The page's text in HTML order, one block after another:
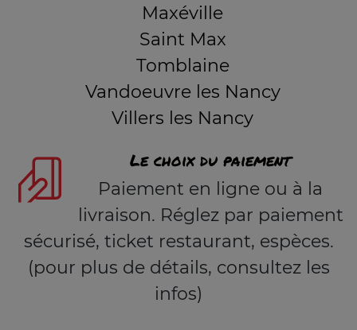
Maxéville
Saint Max
Tomblaine
Vandoeuvre les Nancy
Villers les Nancy
Le choix du paiement
Paiement en ligne ou à la
livraison. Réglez par paiement
sécurisé, ticket restaurant, espèces.
(pour plus de détails, consultez les
infos)